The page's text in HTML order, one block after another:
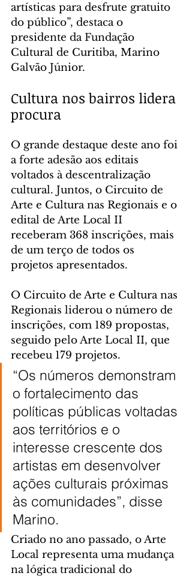
artísticas para desfrute gratuito
do público”, destaca o
presidente da Fundação
Cultural de Curitiba, Marino
Galvão Júnior.
Cultura nos bairros lidera
procura
O grande destaque deste ano foi
a forte adesão aos editais
voltados à descentralização
cultural. Juntos, o Circuito de
Arte e Cultura nas Regionais e o
edital de Arte Local II
receberam 368 inscrições, mais
de um terço de todos os
projetos apresentados.
O Circuito de Arte e Cultura nas
Regionais liderou o número de
inscrições, com 189 propostas,
seguido pelo Arte Local II, que
recebeu 179 projetos.
“Os números demonstram
o fortalecimento das
políticas públicas voltadas
aos territórios e o
interesse crescente dos
artistas em desenvolver
ações culturais próximas
às comunidades”, disse
Marino.
Criado no ano passado, o Arte
Local representa uma mudança
na lógica tradicional do